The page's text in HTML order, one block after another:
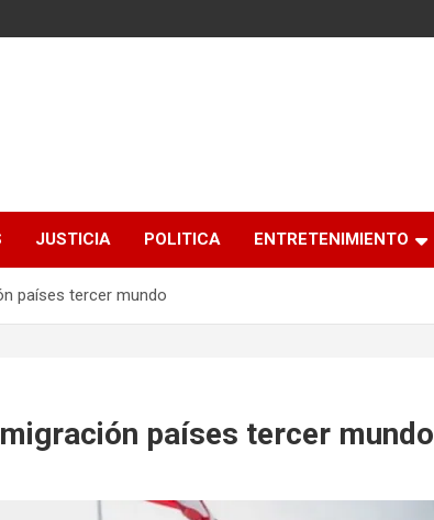
JUSTICIA POLITICA ENTRETENIMIENTO
países tercer mundo
países tercer mundo